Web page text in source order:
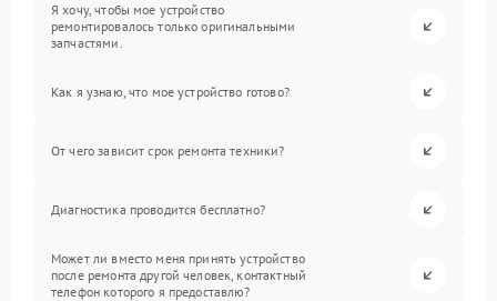
Я хочу, чтобы мое устройство
ремонтировалось только оригинальными
запчастями.
Как я узнаю, что мое устройство готово?
От чего зависит срок ремонта техники?
Диагностика проводится бесплатно?
Может ли вместо меня принять устройство
после ремонта другой человек, контактный
телефон которого я предоставлю?